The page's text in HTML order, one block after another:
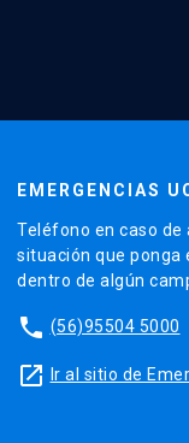
EMERGENCIAS
Teléfono en caso de
situación que ponga
dentro de algún
phone (56)95504 5000
launch Ir al sitio de